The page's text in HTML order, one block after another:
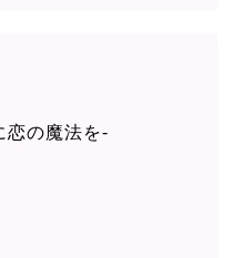
恋の魔法を-